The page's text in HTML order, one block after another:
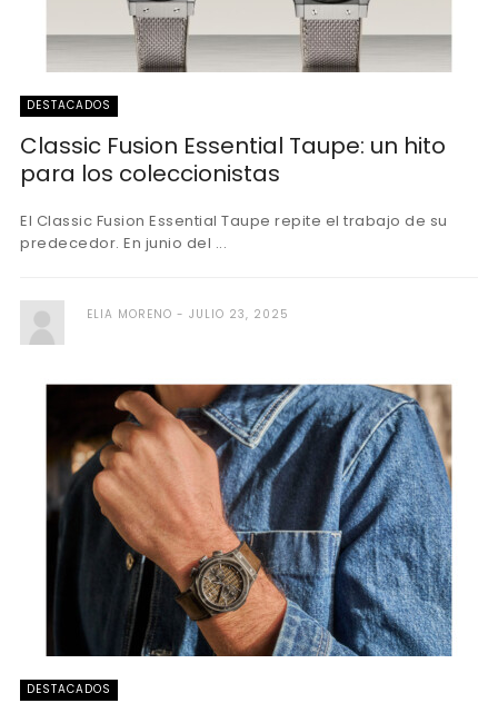
DESTACADOS
Classic Fusion Essential Taupe: un hito
para los coleccionistas
El Classic Fusion Essential Taupe repite el trabajo de su
predecedor. En junio del ...
ELIA MORENO JULIO 23, 2025
DESTACADOS